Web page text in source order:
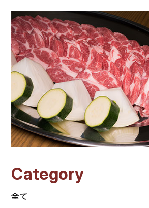
Category
全て